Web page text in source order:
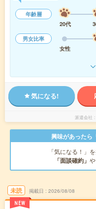
年齢層
20代
男女比率
女性
気になる!
派遣会社
興味があったら
「気になる！」
「面談確約」 や
未読
NEW
掲載日 2026/08/08